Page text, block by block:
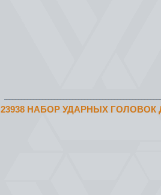
23938 НАБОР УДАРНЫХ